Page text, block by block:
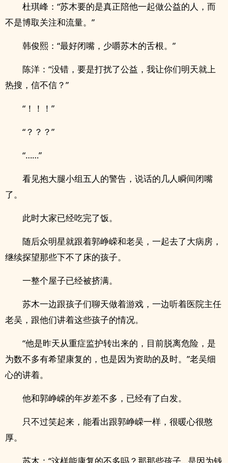
杜琪峰：“苏木要的是真正陪他一起做公益的人，而
不是博取关注和流量。”
韩俊熙：“最好闭嘴，少嚼苏木的舌根。”
陈洋：“没错，要是打扰了公益，我让你们明天就上
热搜，信不信？”
“！！！”
“？？？”
“……”
看见抱大腿小组五人的警告，说话的几人瞬间闭嘴
了。
此时大家已经吃完了饭。
随后众明星就跟着郭峥嵘和老吴，一起去了大病房，
继续探望那些下不了床的孩子。
一整个屋子已经被挤满。
苏木一边跟孩子们聊天做着游戏，一边听着医院主任
老吴，跟他们讲着这些孩子的情况。
“他是昨天从重症监护转出来的，目前脱离危险，是
为数不多有希望康复的，也是因为资助的及时。”老吴细
心的讲着。
他和郭峥嵘的年岁差不多，已经有了白发。
只不过笑起来，能看出跟郭峥嵘一样，很暖心很憨
厚。